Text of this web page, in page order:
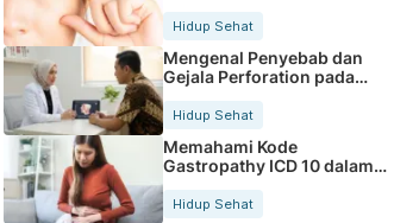
Hidup Sehat
Mengenal Penyebab dan
Gejala Perforation pada
Tubuh
Hidup Sehat
Memahami Kode
Gastropathy ICD 10 dalam
Rekam Medis Pasien
Hidup Sehat